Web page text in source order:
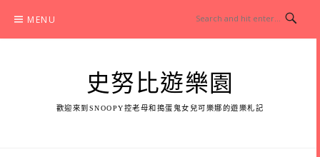
content
MENU
史努比遊樂園
歡迎來到SNOOPY控老母和搗蛋鬼女兒可樂娜的遊樂札記